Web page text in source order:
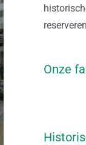
Onze